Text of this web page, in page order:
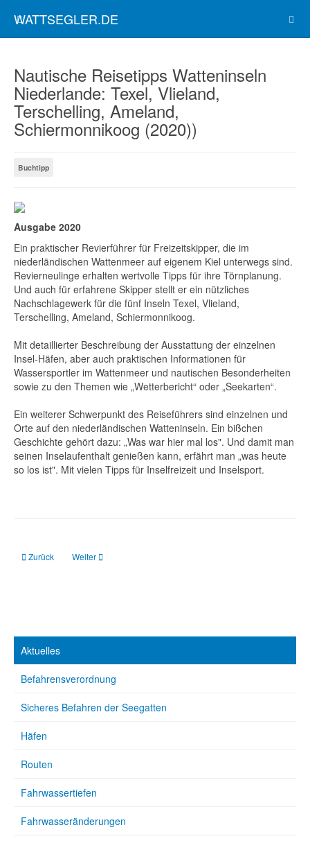
WATTSEGLER.DE
Nautische Reisetipps Watteninseln
Niederlande: Texel, Vlieland,
Terschelling, Ameland,
Schiermonnikoog (2020))
Buchtipp
Ausgabe 2020
Ein praktischer Revierführer für Freizeitskipper, die im
niederländischen Wattenmeer auf eigenem Kiel unterwegs sind.
Revierneulinge erhalten wertvolle Tipps für ihre Törnplanung.
Und auch für erfahrene Skipper stellt er ein nützliches
Nachschlagewerk für die fünf Inseln Texel, Vlieland,
Terschelling, Ameland, Schiermonnikoog.
Mit detaillierter Beschreibung der Ausstattung der einzelnen
Insel-Häfen, aber auch praktischen Informationen für
Wassersportler im Wattenmeer und nautischen Besonderheiten
sowie zu den Themen wie „Wetterbericht“ oder „Seekarten“.
Ein weiterer Schwerpunkt des Reiseführers sind einzelnen und
Orte auf den niederländischen Watteninseln. Ein bißchen
Geschichte gehört dazu: „Was war hier mal los". Und damit man
seinen Inselaufenthalt genießen kann, erfährt man „was heute
so los ist". Mit vielen Tipps für Inselfreizeit und Inselsport.
Vorheriger Beitrag: Sailing for Future: Mit Low-Tech und Low-Budget um die
Zurück Nächster Beitrag: Sehnsuchtsrevier Ostsee
Weiter
Aktuelles
Befahrensverordnung
Sicheres Befahren der Seegatten
Häfen
Routen
Fahrwassertiefen
Fahrwasseränderungen